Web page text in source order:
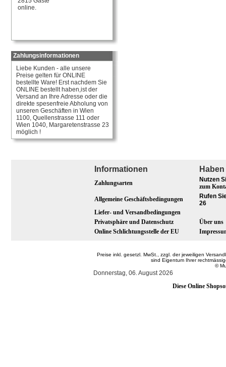
online.
Zahlungsinformationen
Liebe Kunden - alle unsere
Preise gelten für ONLINE
bestellte Ware! Erst nachdem Sie
ONLINE bestellt haben,ist der
Versand an Ihre Adresse oder die
direkte spesenfreie Abholung von
unseren Geschäften in Wien
1100, Quellenstrasse 111 oder
Wien 1040, Margaretenstrasse 23
möglich !
Informationen
Zahlungsarten
Nutzen
zum
Allgemeine Geschäftsbedingungen
Rufen
26
Liefer- und Versandbedingungen
Privatsphäre und Datenschutz
Über uns
Online Schlichtungsstelle der EU
Preise inkl. gesetzl. MwSt., zzgl. der jeweiligen
sind Eigentum Ihrer
©
Donnerstag, 06. August 2026
Diese Online